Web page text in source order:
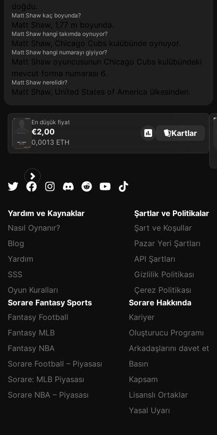
doğdu.
Matt Shaw kaç boyunda?
Matt Shaw, 1,77 m boyunda.
Matt Shaw hangi takımda oynuyor?
Matt Shaw, Chicago Cubs kulübünde oynuyor.
Matt Shaw hangi numarayı giyiyor?
Matt Shaw oyuncusunun Chicago Cubs kulübündeki
mevcut forma numarası 6.
Matt Shaw nerelidir?
Matt Shaw, United States of America ülkesinden.
Chicago Cubs
2026
MATT SHAW
Üçüncü kale
Kart yükleniyor...
En düşük fiyat
€2,00
0,0013 ETH
Kartlar
2026
Yardım ve Kaynaklar
Nasıl Oynanır?
Blog
Yardım
SSS
Oyun Kuralları
Şartlar ve Politikalar
Şart ve Koşullar
Pazar Yeri Şartları
API Şartları
Gizlilik Politikası
Çerez Politikası
Sorare Fantasy Sports
Fantasy Football
Fantasy MLB
Fantasy NBA
Sorare Football – Piyasası
Sorare: MLB Piyasası
Sorare NBA – Piyasası
Sorare Hakkında
Kariyer
Oluşturucu Programı
Arkadaşlarını davet et
Basın
Kapsam
Lisanslı Ortaklar
Yasal Uyarı